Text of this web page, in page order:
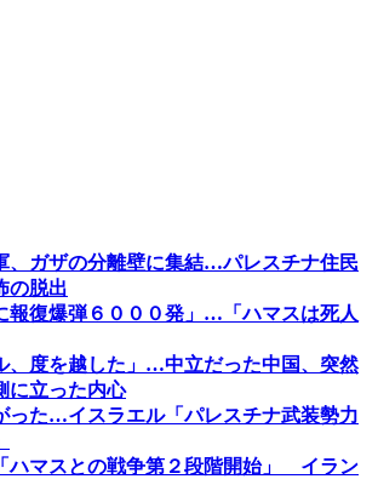
、ガザの分離壁に集結…パレスチナ住民
の脱出
報復爆弾６０００発」…「ハマスは死人
、度を越した」…中立だった中国、突然
に立った内心
った…イスラエル「パレスチナ武装勢力
ハマスとの戦争第２段階開始」 イラン